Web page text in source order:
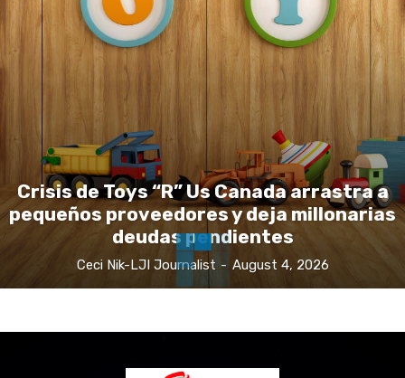
Crisis de Toys “R” Us Canada arrastra a
pequeños proveedores y deja millonarias
deudas pendientes